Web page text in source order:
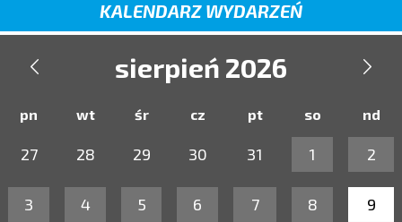
KALENDARZ WYDARZEŃ
 sierpień 2026 
pn wt śr cz pt so nd
27 28 29 30 31 1 2
3 4 5 6 7 8 9